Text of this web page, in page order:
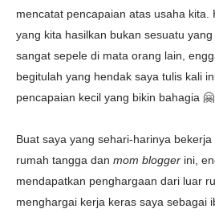
mencatat pencapaian atas usaha kita.
yang kita hasilkan bukan sesuatu
sangat sepele di mata orang lain,
begitulah yang hendak saya tulis kali
pencapaian kecil yang bikin bahagia 🤗.
Buat saya yang sehari-harinya
rumah tangga dan mom blogger ini,
mendapatkan penghargaan dari luar
menghargai kerja keras saya sebagai